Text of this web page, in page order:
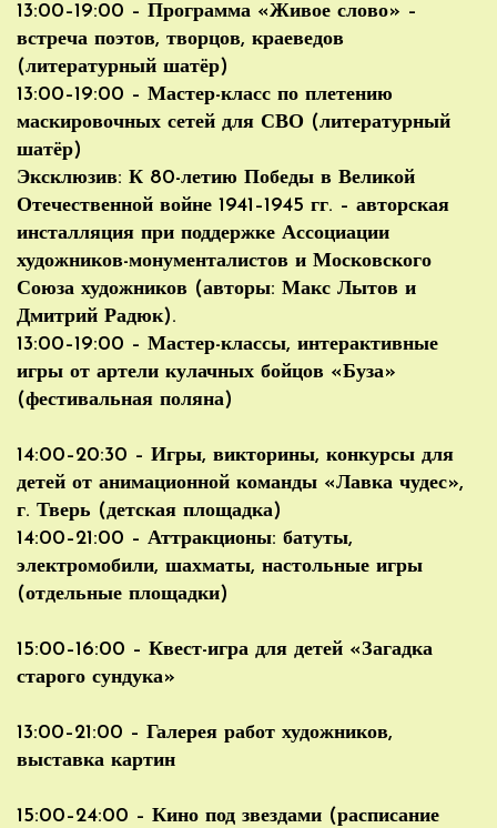
13:00–19:00 – Программа «Живое слово» –
встреча поэтов, творцов, краеведов
(литературный шатёр)
13:00–19:00 – Мастер-класс по плетению
маскировочных сетей для СВО (литературный
шатёр)
Эксклюзив: К 80-летию Победы в Великой
Отечественной войне 1941–1945 гг. – авторская
инсталляция при поддержке Ассоциации
художников-монументалистов и Московского
Союза художников (авторы: Макс Лытов и
Дмитрий Радюк).
13:00–19:00 – Мастер-классы, интерактивные
игры от артели кулачных бойцов «Буза»
(фестивальная поляна)
14:00–20:30 – Игры, викторины, конкурсы для
детей от анимационной команды «Лавка чудес»,
г. Тверь (детская площадка)
14:00–21:00 – Аттракционы: батуты,
электромобили, шахматы, настольные игры
(отдельные площадки)
15:00–16:00 – Квест-игра для детей «Загадка
старого сундука»
13:00–21:00 – Галерея работ художников,
выставка картин
15:00–24:00 – Кино под звездами (расписание